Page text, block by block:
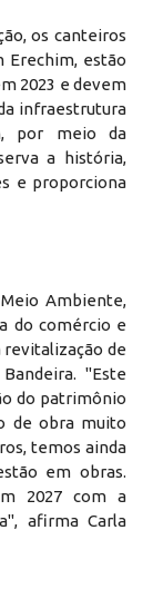
os canteiros
Erechim, estão
2023 e devem
infraestrutura
por meio da
a história,
e proporciona
Ambiente,
do comércio e
revitalização de
"Este
do patrimônio
de obra muito
temos ainda
em obras.
2027 com a
afirma Carla